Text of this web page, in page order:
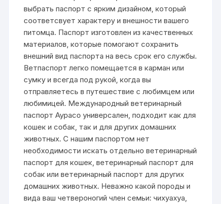
выбрать паспорт с ярким дизайном, который
соответсвует характеру и внешности вашего
питомца. Паспорт изготовлен из качественных
материалов, которые помогают сохранить
внешний вид паспорта на весь срок его службы.
Ветпаспорт легко помещается в карман или
сумку и всегда под рукой, когда вы
отправляетесь в путешествие с любимцем или
любимицей. Международный ветеринарный
паспорт Аурасо универсален, подходит как для
кошек и собак, так и для других домашних
животных. С нашим паспортом нет
необходимости искать отдельно ветеринарный
паспорт для кошек, ветеринарный паспорт для
собак или ветеринарный паспорт для других
домашних животных. Неважно какой породы и
вида ваш четвероногий член семьи: чихуахуа,